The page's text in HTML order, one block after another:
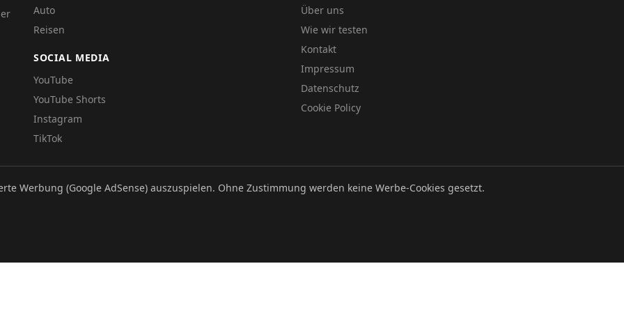
Auto
Reisen
SOCIAL MEDIA
YouTube
YouTube Shorts
Instagram
TikTok
Über uns
Wie wir testen
Kontakt
Impressum
Datenschutz
Cookie Policy
DatenschutzImpressum
Werbung (Google AdSense) auszuspielen. Ohne Zustimmung werden keine Werbe-Cookies gesetzt.